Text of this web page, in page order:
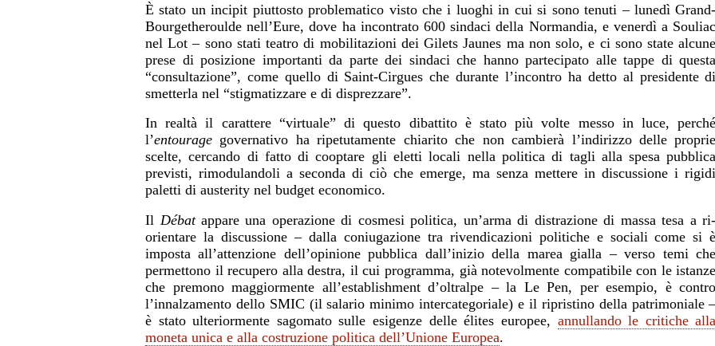
È stato un incipit piuttosto problematico visto che i luoghi in cui si sono tenuti – lunedì Grand-
Bourgetheroulde nell’Eure, dove ha incontrato 600 sindaci della Normandia, e venerdì a Souliac
nel Lot – sono stati teatro di mobilitazioni dei Gilets Jaunes ma non solo, e ci sono state alcune
prese di posizione importanti da parte dei sindaci che hanno partecipato alle tappe di questa
“consultazione”, come quello di Saint-Cirgues che durante l’incontro ha detto al presidente di
smetterla nel “stigmatizzare e di disprezzare”.
In realtà il carattere “virtuale” di questo dibattito è stato più volte messo in luce, perché
l’entourage governativo ha ripetutamente chiarito che non cambierà l’indirizzo delle proprie
scelte, cercando di fatto di cooptare gli eletti locali nella politica di tagli alla spesa pubblica
previsti, rimodulandoli a seconda di ciò che emerge, ma senza mettere in discussione i rigidi
paletti di austerity nel budget economico.
Il Débat appare una operazione di cosmesi politica, un’arma di distrazione di massa tesa a ri-
orientare la discussione – dalla coniugazione tra rivendicazioni politiche e sociali come si è
imposta all’attenzione dell’opinione pubblica dall’inizio della marea gialla – verso temi che
permettono il recupero alla destra, il cui programma, già notevolmente compatibile con le istanze
che premono maggiormente all’establishment d’oltralpe – la Le Pen, per esempio, è contro
l’innalzamento dello SMIC (il salario minimo intercategoriale) e il ripristino della patrimoniale
è stato ulteriormente sagomato sulle esigenze delle élites europee, annullando le critiche alla
moneta unica e alla costruzione politica dell’Unione Europea.